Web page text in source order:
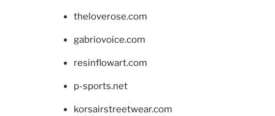
theloverose.com
gabriovoice.com
resinflowart.com
p-sports.net
korsairstreetwear.com